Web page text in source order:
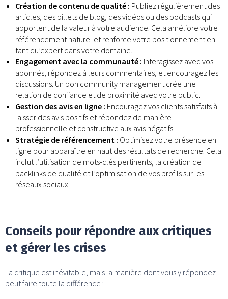
Création de contenu de qualité : Publiez régulièrement des
articles, des billets de blog, des vidéos ou des podcasts qui
apportent de la valeur à votre audience. Cela améliore votre
référencement naturel et renforce votre positionnement en
tant qu’expert dans votre domaine.
Engagement avec la communauté : Interagissez avec vos
abonnés, répondez à leurs commentaires, et encouragez les
discussions. Un bon community management crée une
relation de confiance et de proximité avec votre public.
Gestion des avis en ligne : Encouragez vos clients satisfaits à
laisser des avis positifs et répondez de manière
professionnelle et constructive aux avis négatifs.
Stratégie de référencement : Optimisez votre présence en
ligne pour apparaître en haut des résultats de recherche. Cela
inclut l’utilisation de mots-clés pertinents, la création de
backlinks de qualité et l’optimisation de vos profils sur les
réseaux sociaux.
Conseils pour répondre aux critiques
et gérer les crises
La critique est inévitable, mais la manière dont vous y répondez
peut faire toute la différence :